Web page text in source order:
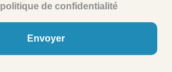
politique de confidentialité
Envoyer